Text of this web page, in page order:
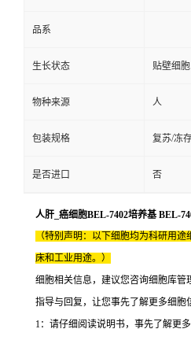
品系
生长状态 贴壁细胞
物种来源 人
包装规格 复苏/冻
是否进口 否
人肝_癌细胞BEL-7402培养基 BEL-
（特别声明：以下细胞均为科研用
床和工业用途。）
细胞相关信息，建议您咨询细胞库管
指导与回复，让您事先了解更多细胞
1：请仔细阅读说明书，事先了解更